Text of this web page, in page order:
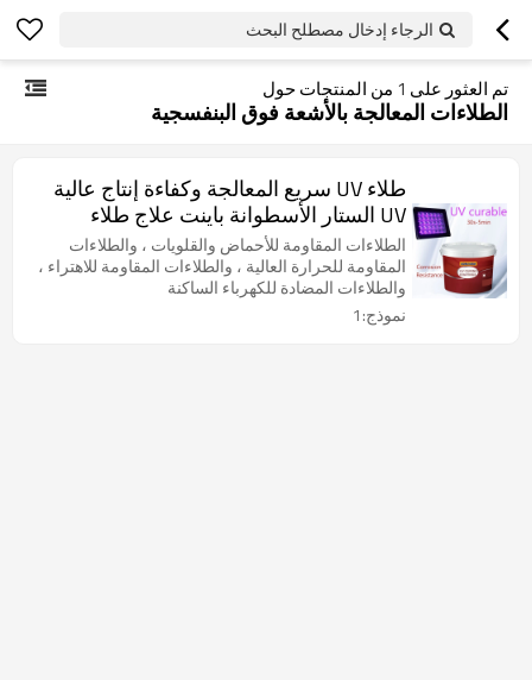
الرجاء إدخال مصطلح البحث
تم العثور على 1 من المنتجات حول
الطلاءات المعالجة بالأشعة فوق البنفسجية
طلاء UV سريع المعالجة وكفاءة إنتاج عالية
UV الستار الأسطوانة باينت علاج طلاء
الراتنج التمهيدي تصحيح اللون
الطلاءات المقاومة للأحماض والقلويات ، والطلاءات
المقاومة للحرارة العالية ، والطلاءات المقاومة للاهتراء ،
والطلاءات المضادة للكهرباء الساكنة
نموذج:1